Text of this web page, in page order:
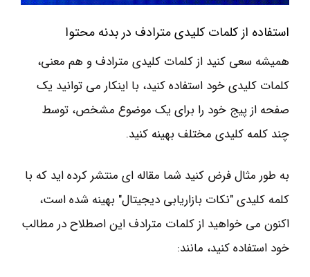
استفاده از کلمات کلیدی مترادف در بدنه محتوا
همیشه سعی کنید از کلمات کلیدی مترادف و هم معنی،
کلمات کلیدی خود استفاده کنید، با اینکار می توانید یک
صفحه از پیج خود را برای یک موضوع مشخص، توسط
چند کلمه کلیدی مختلف بهینه کنید.
به طور مثال فرض کنید شما مقاله ای منتشر کرده اید که با
کلمه کلیدی "نکات بازاریابی دیجیتال" بهینه شده است،
اکنون می خواهید از کلمات مترادف این اصطلاح در مطالب
خود استفاده کنید، مانند: